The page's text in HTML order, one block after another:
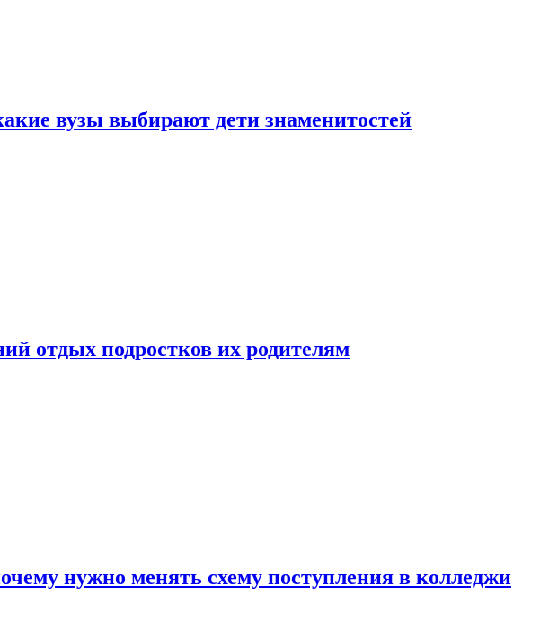
вузы выбирают дети знаменитостей
отдых подростков их родителям
нужно менять схему поступления в колледжи